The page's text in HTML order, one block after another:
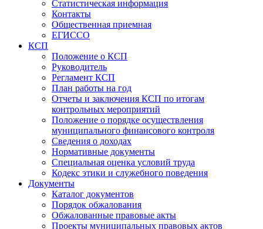
Статистическая информация
Контакты
Общественная приемная
ЕГИССО
КСП
Положение о КСП
Руководитель
Регламент КСП
План работы на год
Отчеты и заключения КСП по итогам
контрольных мероприятий
Положение о порядке осуществления
муниципального финансового контроля
Сведения о доходах
Нормативные документы
Специальная оценка условий труда
Кодекс этики и служебного поведения
Документы
Каталог документов
Порядок обжалования
Обжалованные правовые акты
Проекты муниципальных правовых актов